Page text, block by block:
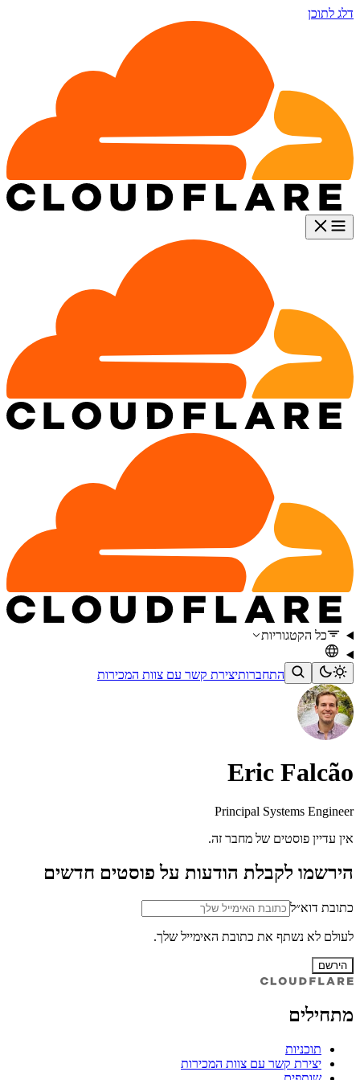
דלג לתוכן
כל הקטגוריות
התחברותיצירת קשר עם צוות המכירות
Eric Falcão
Principal Systems Engineer
אין עדיין פוסטים של מחבר זה.
הירשמו לקבלת הודעות על פוסטים חדשים
כתובת דוא״ל
לעולם לא נשתף את כתובת האימייל שלך.
הירשם
מתחילים
תוכניות
יצירת קשר עם צוות המכירות